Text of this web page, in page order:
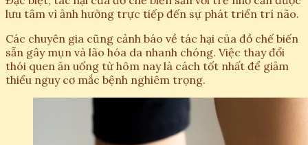
lưu tâm vì ảnh hưởng trực tiếp đến sự phát triển trí não.
Các chuyên gia cũng cảnh báo về tác hại của đồ chế biến
sẵn gây mụn và lão hóa da nhanh chóng. Việc thay đổi
thói quen ăn uống từ hôm nay là cách tốt nhất để giảm
thiểu nguy cơ mắc bệnh nghiêm trọng.